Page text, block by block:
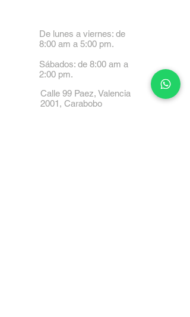
De lunes a viernes: de
8:00 am a 5:00 pm.
Sábados: de 8:00 am a
2:00 pm.
Calle 99 Paez, Valencia
2001, Carabobo